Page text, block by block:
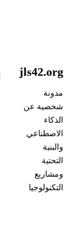
jls42.org
مدونة
شخصية عن
الذكاء
الاصطناعي
والبنية
التحتية
ومشاريع
التكنولوجيا